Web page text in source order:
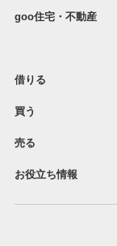
goo住宅・不動産
借りる
買う
売る
お役立ち情報